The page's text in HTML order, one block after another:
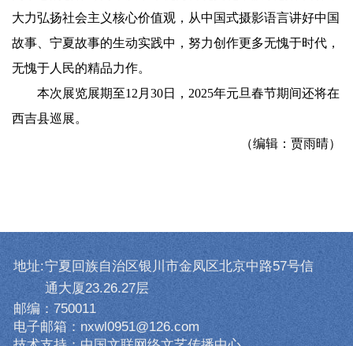
大力弘扬社会主义核心价值观，从中国式摄影语言讲好中国
故事、宁夏故事的生动实践中，努力创作更多无愧于时代，
无愧于人民的精品力作。
本次展览展期至12月30日，2025年元旦春节期间还将在
西吉县巡展。
（编辑：贾雨晴）
地址:宁夏回族自治区银川市金凤区北京中路57号信
通大厦23.26.27层
邮编：750011
电子邮箱：nxwl0951@126.com